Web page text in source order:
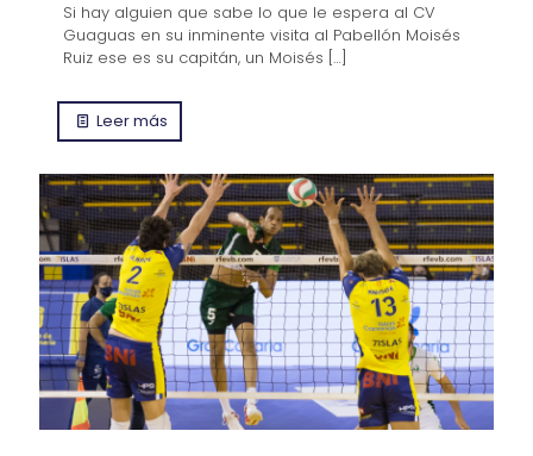
Si hay alguien que sabe lo que le espera al CV
Guaguas en su inminente visita al Pabellón Moisés
Ruiz ese es su capitán, un Moisés […]
Leer más